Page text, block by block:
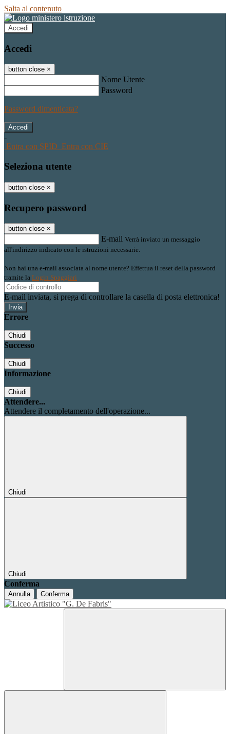
Salta al contenuto
Accedi
Accedi
button close ×
Nome Utente
Password
Password dimenticata?
-
Entra con SPID Entra con CIE
Seleziona utente
button close ×
Recupero password
button close ×
E-mail Verrà inviato un messaggio
all'indirizzo indicato con le istruzioni necessarie.
Non hai una e-mail associata al nome utente? Effettua il reset della password
tramite la Login Spaggiari
E-mail inviata, si prega di controllare la casella di posta elettronica!
Errore
Chiudi
Successo
Chiudi
Informazione
Chiudi
Attendere...
Attendere il completamento dell'operazione...
Chiudi
Chiudi
Conferma
Annulla Conferma